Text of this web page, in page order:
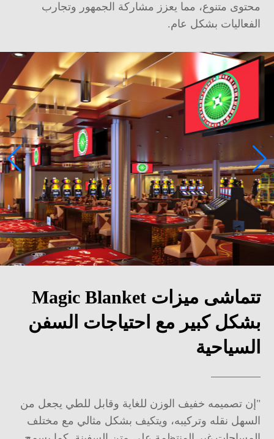
محتوى متنوع، مما يعزز مشاركة الجمهور وتجارب
الفعاليات بشكل عام.
تتماشى ميزات Magic Blanket
بشكل كبير مع احتياجات السفن
السياحية
"إن تصميمه خفيف الوزن للغاية وقابل للطي يجعل من
السهل نقله وتركيبه، ويتكيف بشكل مثالي مع مختلف